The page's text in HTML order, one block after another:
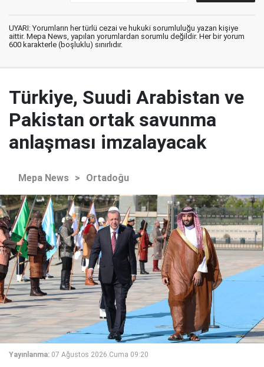
UYARI: Yorumların her türlü cezai ve hukuki sorumluluğu yazan kişiye
aittir. Mepa News, yapılan yorumlardan sorumlu değildir. Her bir yorum
600 karakterle (boşluklu) sınırlıdır.
Türkiye, Suudi Arabistan ve
Pakistan ortak savunma
anlaşması imzalayacak
Mepa News > Ortadoğu
Yayınlanma: 07 Ağustos 2026 Cuma 09:20